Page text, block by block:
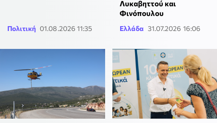
Πολιτική 01.08.2026 11:35
Λυκαβηττού και
Φινόπουλου
Ελλάδα 31.07.2026 16:06